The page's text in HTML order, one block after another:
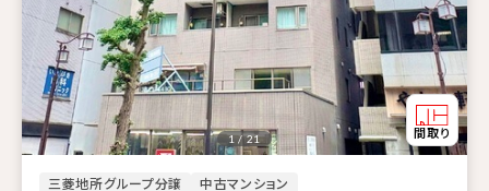
三菱地所グループ分譲 中古マンション
1 / 21